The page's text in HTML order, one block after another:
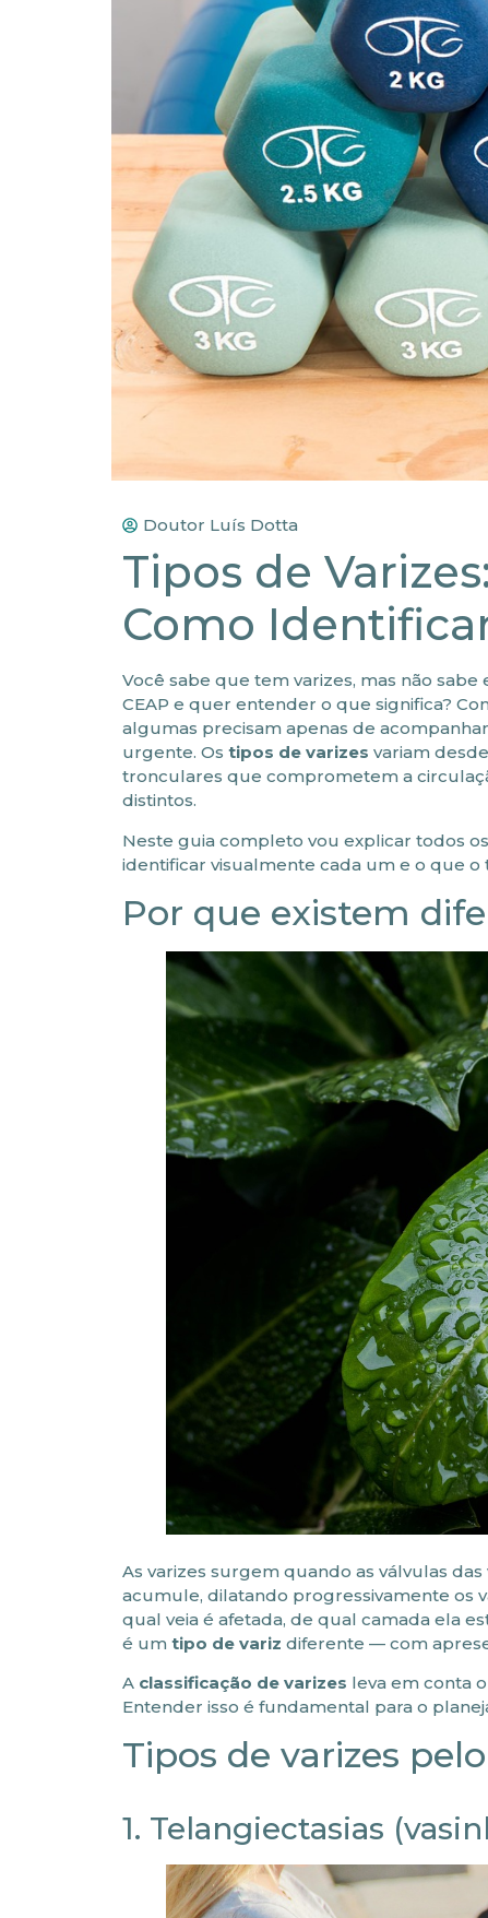
Doutor Luís Dotta
Tipos de
Como
Você sabe que tem varizes, mas não
CEAP e quer entender o que significa?
algumas precisam apenas de
urgente. Os tipos de varizes variam
tronculares que comprometem a
distintos.
Neste guia completo vou explicar todos os
identificar visualmente cada um e o que o
Por que existem
As varizes surgem quando as válvulas
acumule, dilatando progressivamente os
qual veia é afetada, de qual camada ela
é um tipo de variz diferente — com
A classificação de varizes leva em conta
Entender isso é fundamental para o
Tipos de varizes
1. Telangiectasias